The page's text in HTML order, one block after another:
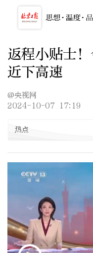
返程小贴士
近下高速
@央视网
2024-10-07 17:19
热点